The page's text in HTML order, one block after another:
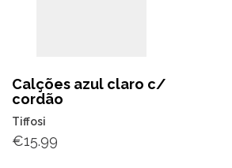
Calções azul claro c/
cordão
Tiffosi
€15.99